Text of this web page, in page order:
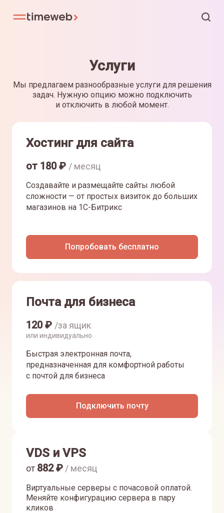
Услуги
Мы предлагаем разнообразные услуги для решения
задач. Нужную опцию можно подключить
и отключить в любой момент.
Хостинг для сайта
от 180₽ / месяц
Создавайте и размещайте сайты любой
сложности — от простых визиток до больших
магазинов на 1С-Битрикс
Попробовать бесплатно
Почта для бизнеса
120₽ /за ящик
или индивидуально
Быстрая электронная почта,
предназначенная для комфортной работы
с почтой для бизнеса
Подключить почту
VDS и VPS
Виртуальные серверы с почасовой оплатой.
Меняйте конфигурацию сервера в пару
кликов
от 882₽ / месяц